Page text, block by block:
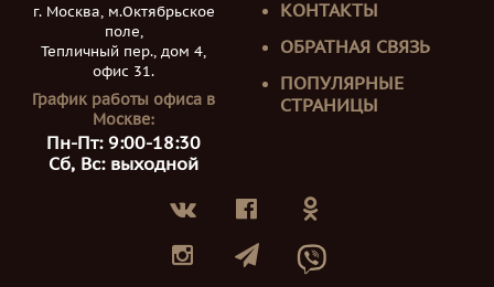
г. Москва, м.Октябрьское
поле,
Тепличный пер., дом 4,
офис 31.
График работы офиса в
Москве:
Пн-Пт: 9:00-18:30
Сб, Вс: выходной
КОНТАКТЫ
ОБРАТНАЯ СВЯЗЬ
ПОПУЛЯРНЫЕ
СТРАНИЦЫ